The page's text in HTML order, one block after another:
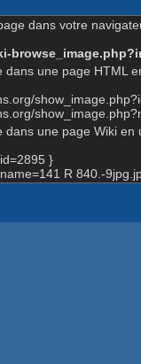
dans votre
dans une page HTML
dans une page Wiki en
}
R 840.-